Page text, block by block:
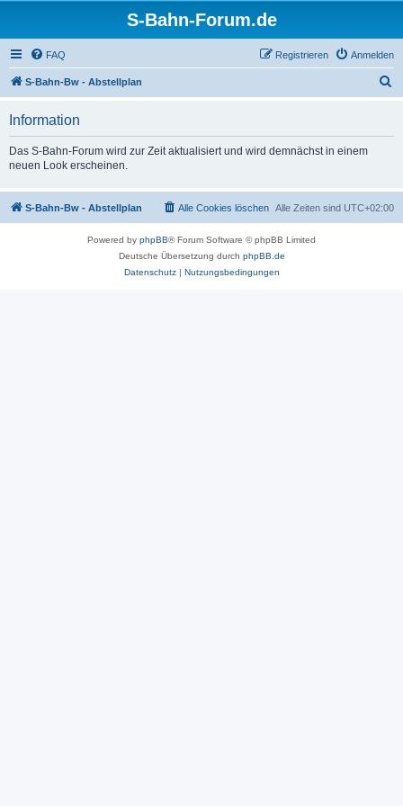
S-Bahn-Forum.de
FAQ Anmelden
Registrieren
S-Bahn-Bw - Abstellplan
Information
Das S-Bahn-Forum wird zur Zeit aktualisiert und wird demnächst in einem
neuen Look erscheinen.
S-Bahn-Bw - Abstellplan Alle Zeiten sind UTC+02:00
Alle Cookies löschen
Powered by phpBB® Forum Software © phpBB Limited
Deutsche Übersetzung durch phpBB.de
Datenschutz| Nutzungsbedingungen